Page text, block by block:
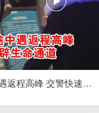
两岁患儿送医途中遇返程高峰 交警快速开辟生命通道